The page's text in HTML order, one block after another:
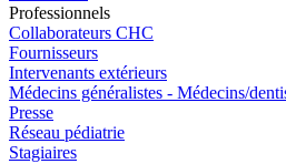
Professionnels
Collaborateurs CHC
Fournisseurs
Intervenants extérieurs
Médecins généralistes - Médecins/
Presse
Réseau pédiatrie
Stagiaires